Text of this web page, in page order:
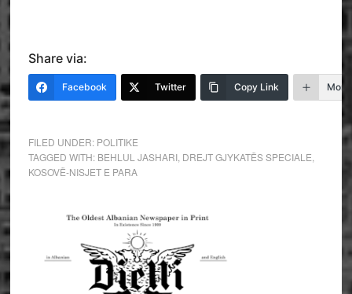
Share via:
Facebook Twitter Copy Link More
FILED UNDER: POLITIKE
TAGGED WITH: BEHLUL JASHARI, DREJT GJYKATËS SPECIALE
KOSOVË-NISJET E PARA